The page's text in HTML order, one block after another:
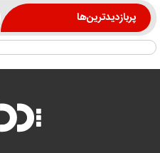
پربازدیدترین‌ها